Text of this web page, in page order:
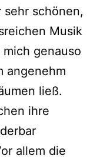
schönen,
Musik
genauso
angenehm
ließ.
ihre
allem die